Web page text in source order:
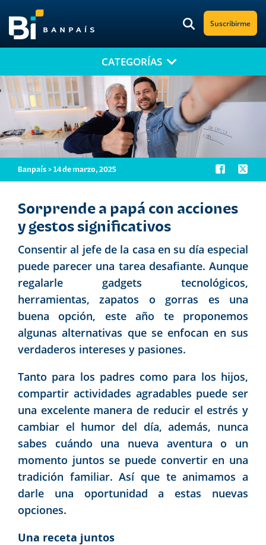
Suscribirme
¡No te pierdas nuestro nuevo contenido!
Suscríbete a nuestro blog y recibe mensualmente en tu correo
electrónico, las noticias más relevantes.
CATEGORÍAS
Banpaís > 14 de marzo, 2025
Sorprende a papá con acciones
y gestos significativos
Consentir al jefe de la casa en su día especial
puede parecer una tarea desafiante. Aunque
regalarle gadgets tecnológicos,
herramientas, zapatos o gorras es una
buena opción, este año te proponemos
algunas alternativas que se enfocan en sus
verdaderos intereses y pasiones.
Tanto para los padres como para los hijos,
compartir actividades agradables puede ser
una excelente manera de reducir el estrés y
cambiar el humor del día, además, nunca
sabes cuándo una nueva aventura o un
momento juntos se puede convertir en una
tradición familiar. Así que te animamos a
darle una oportunidad a estas nuevas
opciones.
Una receta juntos